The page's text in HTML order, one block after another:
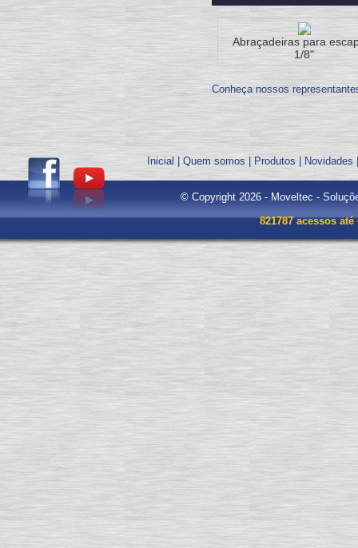
Abraçadeiras para
1/8"
Conheça nossos
Inicial Quem somos Produtos Novidades
© Copyright 2026 - Moveltec -
821787 acessos